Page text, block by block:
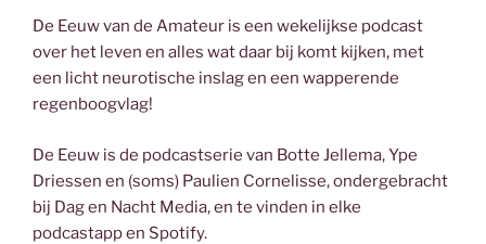
De Eeuw van de Amateur is een wekelijkse podcast
over het leven en alles wat daar bij komt kijken, met
een licht neurotische inslag en een wapperende
regenboogvlag!
De Eeuw is de podcastserie van Botte Jellema, Ype
Driessen en (soms) Paulien Cornelisse, ondergebracht
bij Dag en Nacht Media, en te vinden in elke
podcastapp en Spotify.